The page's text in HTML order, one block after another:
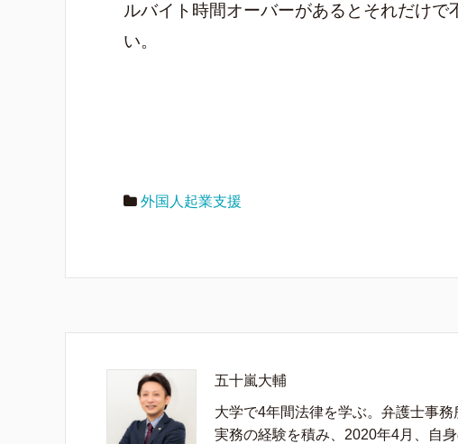
ルバイト時間オーバーがあるとそれだけ
い。
外国人起業支援
五十嵐大輔
大学で4年間法律を学ぶ。弁護士事
実務の経験を積み、2020年4月、自